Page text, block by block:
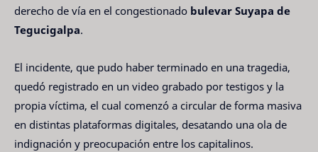
derecho de vía en el congestionado bulevar Suyapa de
Tegucigalpa.
El incidente, que pudo haber terminado en una tragedia,
quedó registrado en un video grabado por testigos y la
propia víctima, el cual comenzó a circular de forma masiva
en distintas plataformas digitales, desatando una ola de
indignación y preocupación entre los capitalinos.